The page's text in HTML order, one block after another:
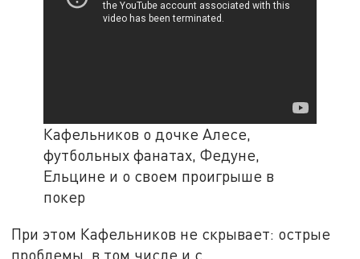
Кафельников о дочке Алесе,
футбольных фанатах, Федуне,
Ельцине и о своем проигрыше в
покер
При этом Кафельников не скрывает: острые
проблемы, в том числе и с